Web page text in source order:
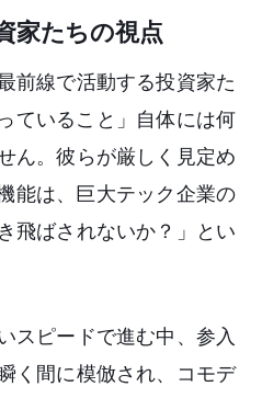
家たちの視点
前線で活動する投資家た
ていること」自体には何
ん。彼らが厳しく見定め
能は、巨大テック企業の
飛ばされないか？」とい
スピードで進む中、参入
く間に模倣され、コモデ